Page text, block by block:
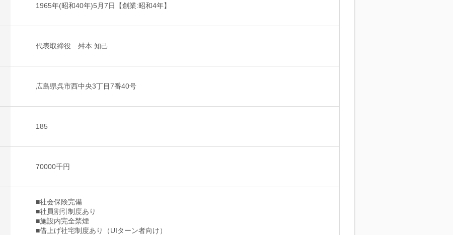
1965年(昭和40年)5月7日【創業:昭和4年】
代表取締役 舛本 知己
広島県呉市西中央3丁目7番40号
185
70000千円
■社会保険完備
■社員割引制度あり
■施設内完全禁煙
■借上げ社宅制度あり（UIターン者向け）